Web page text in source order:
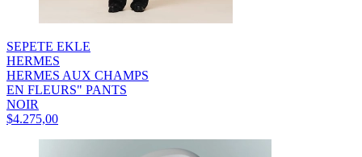
SEPETE EKLE
HERMES
HERMES AUX CHAMPS
EN FLEURS" PANTS
NOIR
$4.275,00